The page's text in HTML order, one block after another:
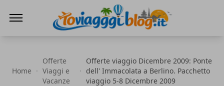
Home
Offerte
Viaggi e
Vacanze
Offerte viaggio Dicembre 2009: Ponte
dell' Immacolata a Berlino. Pacchetto
viaggio 5-8 Dicembre 2009